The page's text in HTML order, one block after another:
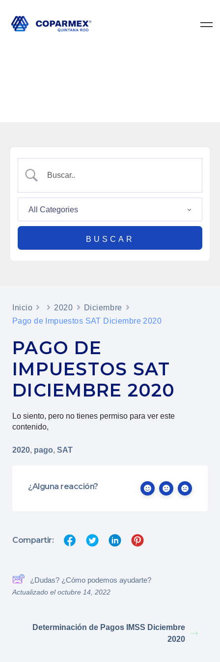
Inicio 2020
Diciembre
Pago de Impuestos SAT Diciembre 2020
PAGO DE
IMPUESTOS SAT
DICIEMBRE 2020
Lo siento, pero no tienes permiso para ver este
contenido,
2020, pago, SAT
¿Alguna reacción?
Compartir:
¿Dudas? ¿Cómo podemos ayudarte?
Actualizado el octubre 14, 2022
Determinación de Pagos IMSS Diciembre
2020